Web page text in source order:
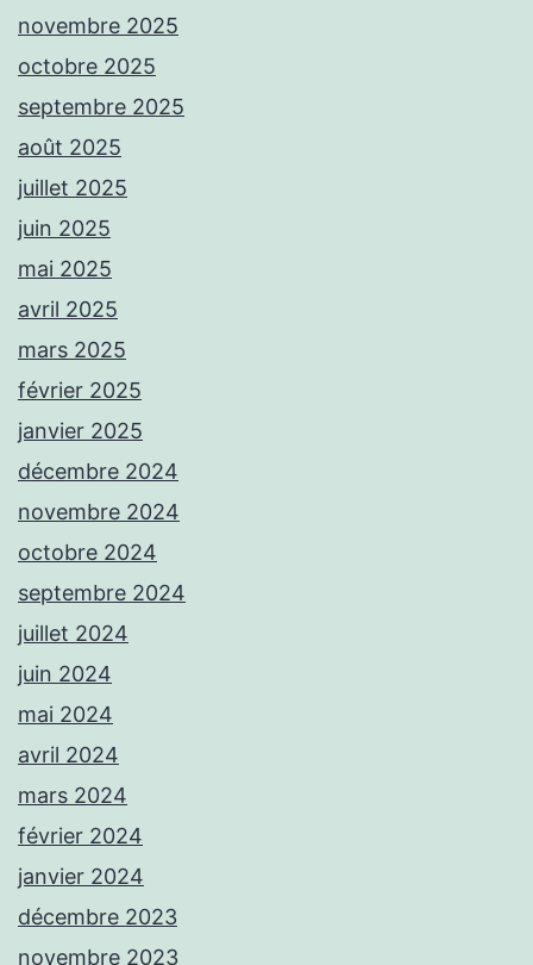
novembre 2025
octobre 2025
septembre 2025
août 2025
juillet 2025
juin 2025
mai 2025
avril 2025
mars 2025
février 2025
janvier 2025
décembre 2024
novembre 2024
octobre 2024
septembre 2024
juillet 2024
juin 2024
mai 2024
avril 2024
mars 2024
février 2024
janvier 2024
décembre 2023
novembre 2023